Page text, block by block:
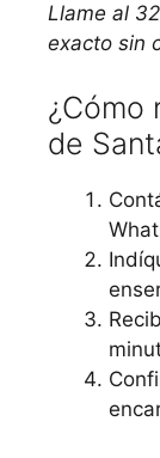
Llame al
exacto sin
¿Cómo
de